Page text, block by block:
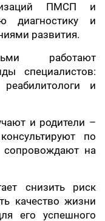
ПМСП и
диагностику и
развития.
работают
специалистов:
и
и родители –
по
сопровождают на
снизить риск
качество жизни
его успешного